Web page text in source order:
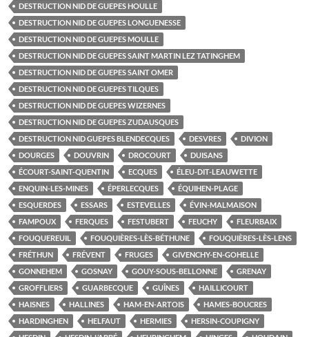
DESTRUCTION NID DE GUEPES HOULLE
DESTRUCTION NID DE GUEPES LONGUENESSE
DESTRUCTION NID DE GUEPES MOULLE
DESTRUCTION NID DE GUEPES SAINT MARTIN LEZ TATINGHEM
DESTRUCTION NID DE GUEPES SAINT OMER
DESTRUCTION NID DE GUEPES TILQUES
DESTRUCTION NID DE GUEPES WIZERNES
DESTRUCTION NID DE GUEPES ZUDAUSQUES
DESTRUCTION NID GUEPES BLENDECQUES
DESVRES
DIVION
DOURGES
DOUVRIN DROCOURT
DUISANS
ÉCOURT-SAINT-QUENTIN
ECQUES
ÉLEU-DIT-LEAUWETTE
ENQUIN-LES-MINES
ÉPERLECQUES
ÉQUIHEN-PLAGE
ESQUERDES
ESSARS ESTEVELLES
ÉVIN-MALMAISON
FAMPOUX
FERQUES FESTUBERT FEUCHY
FLEURBAIX
FOUQUEREUIL
FOUQUIÈRES-LÈS-BÉTHUNE
FOUQUIÈRES-LÈS-LENS
FRÉTHUN
FRÉVENT FRUGES
GIVENCHY-EN-GOHELLE
GONNEHEM
GOSNAY GOUY-SOUS-BELLONNE
GRENAY
GROFFLIERS
GUARBECQUE GUÎNES
HAILLICOURT
HAISNES
HALLINES HAM-EN-ARTOIS
HAMES-BOUCRES
HARDINGHEN
HELFAUT HERMIES
HERSIN-COUPIGNY